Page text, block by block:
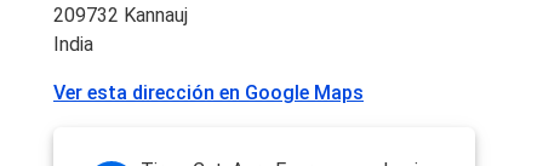
209732 Kannauj
India
Ver esta dirección en Google Maps